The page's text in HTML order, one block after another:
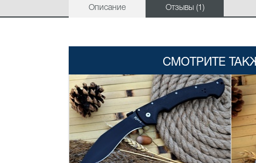
Описание Отзывы (1)
СМОТРИТЕ